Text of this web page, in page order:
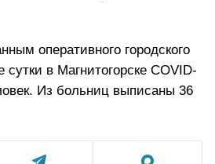
оперативного городского
в Магнитогорске COVID-
Из больниц выписаны 36